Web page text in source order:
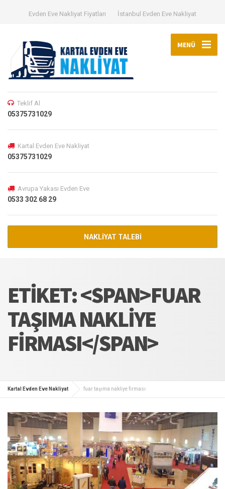
Evden Eve Nakliyat Fiyatları İstanbul Evden Eve Nakliyat
MENÜ
Teklif Al
05375731029
Kartal Evden Eve Nakliyat
05375731029
Avrupa Yakası Evden Eve
0533 302 68 29
NAKLİYAT TALEBİ
ETIKET: <SPAN>FUAR
TAŞIMA NAKLIYE
FIRMASI</SPAN>
Kartal Evden Eve Nakliyat fuar taşıma nakliye firması